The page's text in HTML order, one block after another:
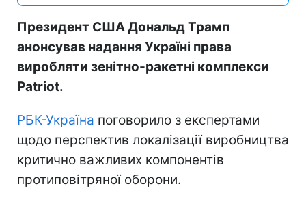
Президент США Дональд Трамп
анонсував надання Україні права
виробляти зенітно-ракетні комплекси
Patriot.
РБК-Україна поговорило з експертами
щодо перспектив локалізації виробництва
критично важливих компонентів
протиповітряної оборони.